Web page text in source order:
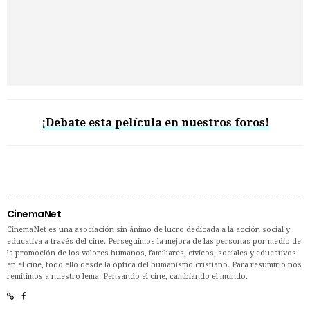
¡Debate esta película en nuestros foros!
CinemaNet
CinemaNet es una asociación sin ánimo de lucro dedicada a la acción social y
educativa a través del cine. Perseguimos la mejora de las personas por medio de
la promoción de los valores humanos, familiares, cívicos, sociales y educativos
en el cine, todo ello desde la óptica del humanismo cristiano. Para resumirlo nos
remitimos a nuestro lema: Pensando el cine, cambiando el mundo.